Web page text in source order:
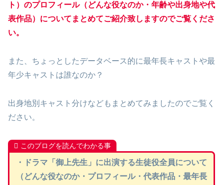
ト）のプロフィール（どんな役なのか・年齢や出身地や代
表作品）についてまとめてご紹介致しますのでご覧くださ
い。
また、ちょっとしたデータベース的に最年長キャストや最
年少キャストは誰なのか？
出身地別キャスト分けなどもまとめてみましたのでご覧く
ださい。
このブログを読んでわかる事
・ドラマ「御上先生」に出演する生徒役全員について
（どんな役なのか・プロフィール・代表作品・最年長